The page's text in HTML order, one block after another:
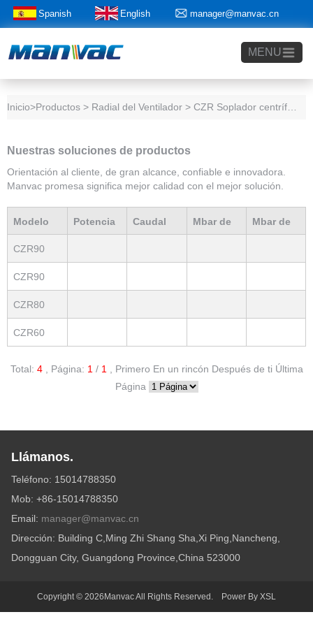
Spanish English manager@manvac.cn
+86-15014788350
MENU
Inicio>Productos > Radial del Ventilador > CZR Soplador centrífugo
Nuestras soluciones de productos
Orientación al cliente, de gran alcance, confiable e innovadora.
Manvac promesa significa mejor calidad con el mejor solución.
Modelo
Producto
Potencia Caudal Mbar de Mbar de
CZR90
CZR90
CZR80
CZR60
Total: 4, Página: 1 / 1 Primero En un rincón Después de ti Última
Página
Llámanos.
Teléfono: 15014788350
Mob: +86-15014788350
Email: manager@manvac.cn
Dirección: Building C,Ming Zhi Shang Sha,Xi Ping,Nancheng,
Dongguan City, Guangdong Province,China 523000
Copyright © 2026Manvac All Rights Reserved. Power By XSL